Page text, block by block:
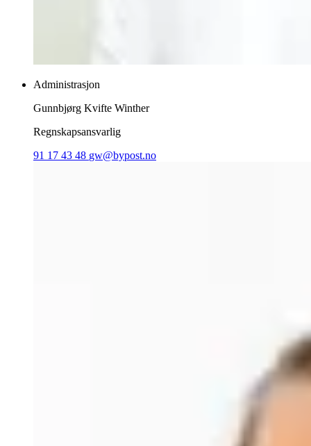
Administrasjon
Gunnbjørg Kvifte Winther
Regnskapsansvarlig
91 17 43 48 gw@bypost.no